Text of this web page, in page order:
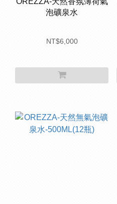
泡礦泉水
NT$6,000